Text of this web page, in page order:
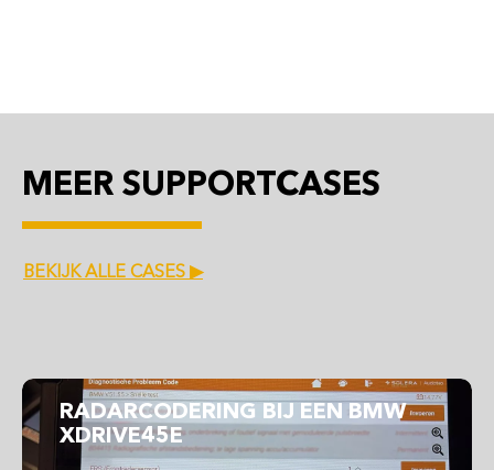
MEER SUPPORTCASES
BEKIJK ALLE CASES ▶
RADARCODERING BIJ EEN BMW
XDRIVE45E